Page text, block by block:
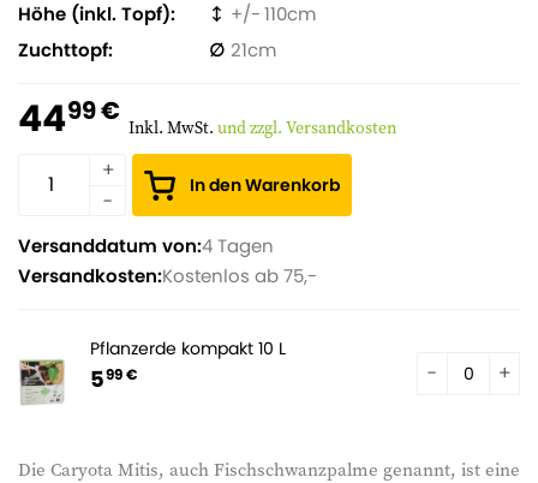
Die Caryota Mitis, auch Fischschwanzpalme genannt, ist eine
Höhe (inkl. Topf)
110
Zuchttopf
21
4499 € Inkl. MwSt. und zzgl. Versandkosten
In den Warenkorb
Versanddatum von:4 Tagen
Versandkosten:Kostenlos ab 75,-
Pflanzerde kompakt 10 L
599 €